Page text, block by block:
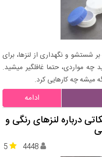
شستشو و نگهداری از لنزها، برای
چه مواردی، حتما غافلگیر میشید.
میشه چه کارهایی کرد.
ادامه
درباره لنزهای رنگی و
5 4448